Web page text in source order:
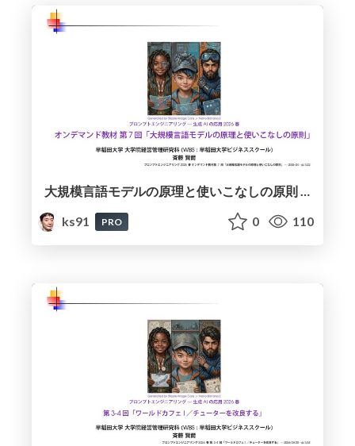
ks91
PRO 0 110